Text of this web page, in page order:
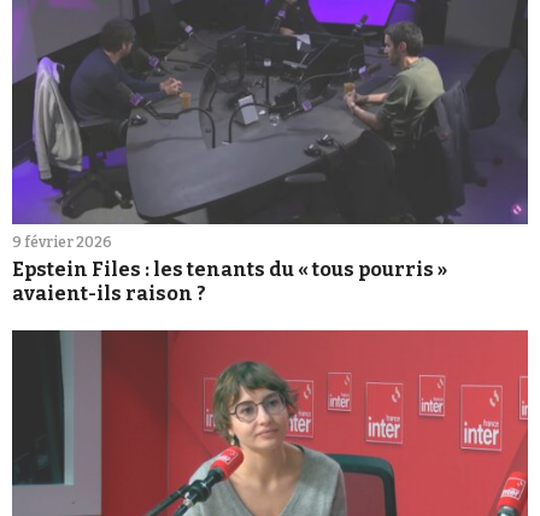
9 février 2026
Epstein Files : les tenants du « tous pourris »
avaient-ils raison ?